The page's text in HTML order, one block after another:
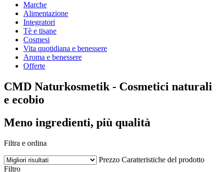
Marche
Alimentazione
Integratori
Tè e tisane
Cosmesi
Vita quotidiana e benessere
Aroma e benessere
Offerte
CMD Naturkosmetik - Cosmetici naturali
e ecobio
Meno ingredienti, più qualità
Filtra e ordina
Prezzo Caratteristiche del prodotto
Filtro